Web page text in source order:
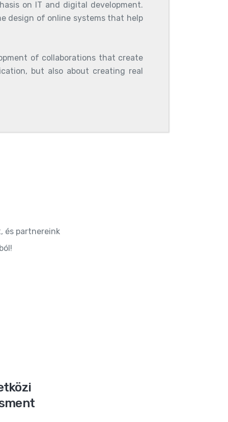
on IT and digital development.
design of online systems that help
of collaborations that create
but also about creating real
és partnereink